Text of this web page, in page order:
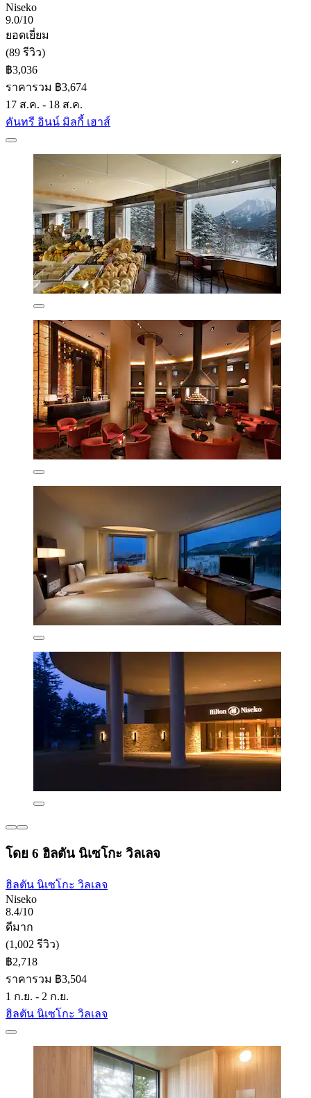
Niseko
9.0/10
ยอดเยี่ยม
(89 รีวิว)
฿3,036
ราคารวม ฿3,674
17 ส.ค. - 18 ส.ค.
คันทรี อินน์ มิลกี้ เฮาส์
โดย 6 ฮิลตัน นิเซโกะ วิลเลจ
ฮิลตัน นิเซโกะ วิลเลจ
Niseko
8.4/10
ดีมาก
(1,002 รีวิว)
฿2,718
ราคารวม ฿3,504
1 ก.ย. - 2 ก.ย.
ฮิลตัน นิเซโกะ วิลเลจ